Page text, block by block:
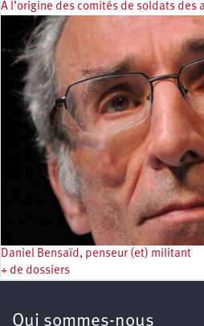
À l’origine des comités de soldats des
Daniel Bensaïd, penseur (et) militant
+ de dossiers
Qui sommes-nous